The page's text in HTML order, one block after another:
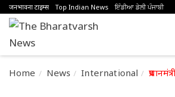
जनभावना टाइम्स Top Indian News ਇੰਡੀਆ ਡੇਲੀ ਪੰਜਾਬੀ
Home News International